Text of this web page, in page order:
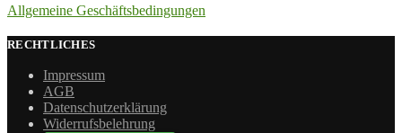
Allgemeine Geschäftsbedingungen
RECHTLICHES
Impressum
AGB
Datenschutzerklärung
Widerrufsbelehrung